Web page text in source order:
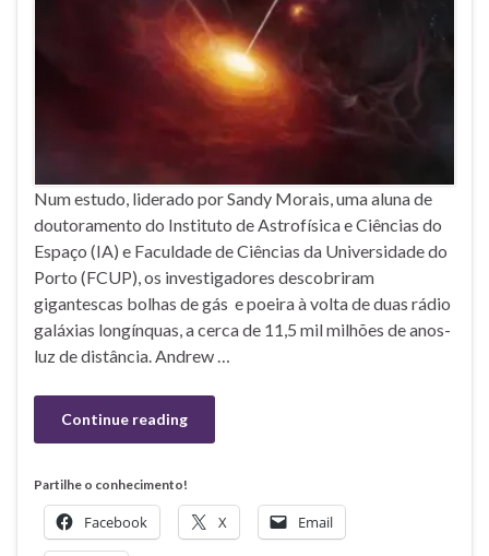
Num estudo, liderado por Sandy Morais, uma aluna de
doutoramento do Instituto de Astrofísica e Ciências do
Espaço (IA) e Faculdade de Ciências da Universidade do
Porto (FCUP), os investigadores descobriram
gigantescas bolhas de gás e poeira à volta de duas rádio
galáxias longínquas, a cerca de 11,5 mil milhões de anos-
luz de distância. Andrew …
Continue reading
Partilhe o conhecimento!
Facebook X Email